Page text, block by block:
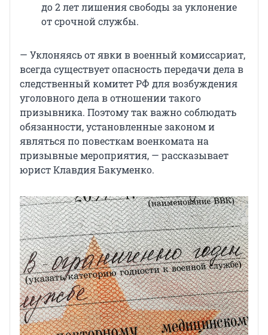
до 2 лет лишения свободы за уклонение
от срочной службы.
— Уклоняясь от явки в военный комиссариат,
всегда существует опасность передачи дела в
следственный комитет РФ для возбуждения
уголовного дела в отношении такого
призывника. Поэтому так важно соблюдать
обязанности, установленные законом и
являться по повесткам военкомата на
призывные мероприятия, — рассказывает
юрист Клавдия Бакуменко.